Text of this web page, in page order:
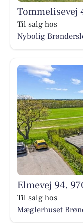
Tommelisevej
Til salg hos
Nybolig
Elmevej 94,
Til salg hos
Mæglerhuset